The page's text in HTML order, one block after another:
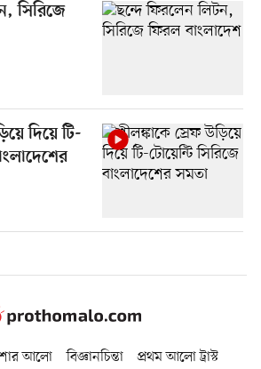
সিরিজে
দিয়ে টি-
আলো বিজ্ঞানচিন্তা
প্রথম আলো ট্রাস্ট